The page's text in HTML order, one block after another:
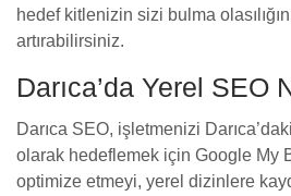
hedef kitlenizin sizi bulma
artırabilirsiniz.
Darıca’da Yerel SEO
Darıca SEO, işletmenizi
olarak hedeflemek için Google My
optimize etmeyi, yerel dizinlere